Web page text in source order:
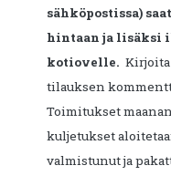
sähköpostissa)
hintaan ja lisäksi
kotiovelle.
tilauksen
Toimitukset
kuljetukset
valmistunut ja